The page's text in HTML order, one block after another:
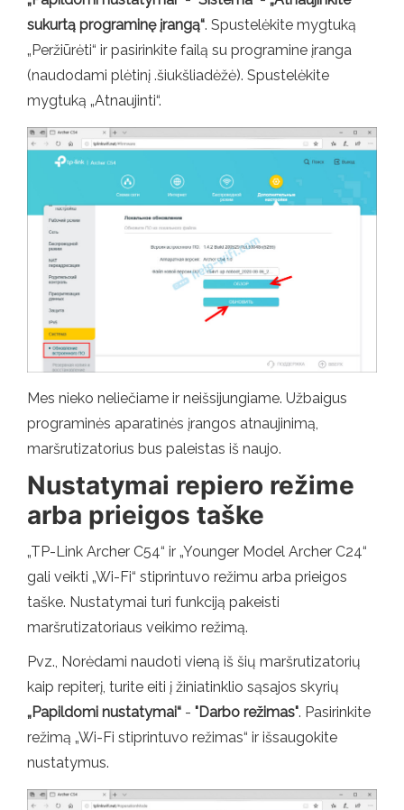
sukurtą programinę įrangą“. Spustelėkite mygtuką
„Peržiūrėti“ ir pasirinkite failą su programine įranga
(naudodami plėtinį .šiukšliadėžė). Spustelėkite
mygtuką „Atnaujinti“.
Mes nieko neliečiame ir neišsijungiame. Užbaigus
programinės aparatinės įrangos atnaujinimą,
maršrutizatorius bus paleistas iš naujo.
Nustatymai repiero režime
arba prieigos taške
„TP-Link Archer C54“ ir „Younger Model Archer C24“
gali veikti „Wi-Fi“ stiprintuvo režimu arba prieigos
taške. Nustatymai turi funkciją pakeisti
maršrutizatoriaus veikimo režimą.
Pvz., Norėdami naudoti vieną iš šių maršrutizatorių
kaip repiterį, turite eiti į žiniatinklio sąsajos skyrių
„Papildomi nustatymai“ - "Darbo režimas". Pasirinkite
režimą „Wi-Fi stiprintuvo režimas“ ir išsaugokite
nustatymus.